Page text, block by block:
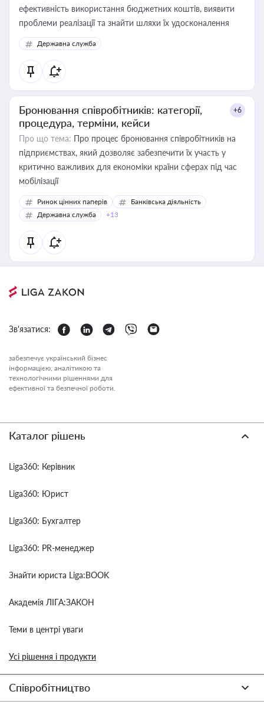
ефективність використання бюджетних коштів, виявити
проблеми реалізації та знайти шляхи їх удосконалення
Державна служба
Бронювання співробітників: категорії,
процедура, терміни, кейси
+6
Про що тема: Про процес бронювання співробітників на
підприємствах, який дозволяє забезпечити їх участь у
критично важливих для економіки країни сферах під час
мобілізації
Ринок цінних паперів
Банківська діяльність
Державна служба
+13
Зв'язатися:
забезпечує український бізнес
інформацією, аналітикою та
технологічними рішеннями для
ефективної та безпечної роботи.
Каталог рішень
Liga360: Керівник
Liga360: Юрист
Liga360: Бухгалтер
Liga360: PR-менеджер
Знайти юриста Liga:BOOK
Академія ЛІГА:ЗАКОН
Теми в центрі уваги
Усі рішення і продукти
Співробітництво